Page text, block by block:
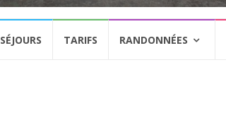
SÉJOURS TARIFS RANDONNÉES